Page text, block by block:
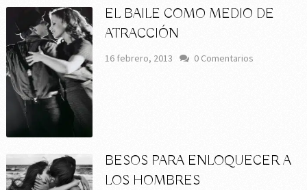
EL BAILE COMO MEDIO DE
ATRACCIÓN
16 febrero, 2013 0 Comentarios
BESOS PARA ENLOQUECER A
LOS HOMBRES